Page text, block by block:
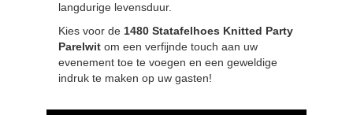
langdurige levensduur.
Kies voor de 1480 Statafelhoes Knitted Party
Parelwit om een verfijnde touch aan uw
evenement toe te voegen en een geweldige
indruk te maken op uw gasten!